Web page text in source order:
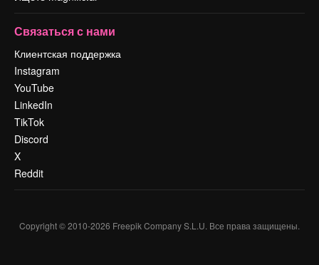
Связаться с нами
Клиентская поддержка
Instagram
YouTube
LinkedIn
TikTok
Discord
X
Reddit
Copyright © 2010-2026 Freepik Company S.L.U. Все права защищены.